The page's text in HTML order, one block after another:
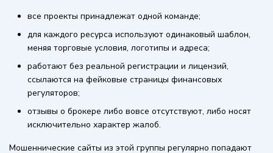
все проекты принадлежат одной команде;
для каждого ресурса используют одинаковый шаблон,
меняя торговые условия, логотипы и адреса;
работают без реальной регистрации и лицензий,
ссылаются на фейковые страницы финансовых
регуляторов;
отзывы о брокере либо вовсе отсутствуют, либо носят
исключительно характер жалоб.
Мошеннические сайты из этой группы регулярно попадают